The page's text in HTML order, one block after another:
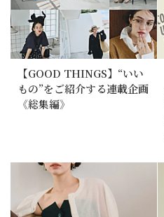
【GOOD THINGS】“いい
もの”をご紹介する連載企画
《総集編》